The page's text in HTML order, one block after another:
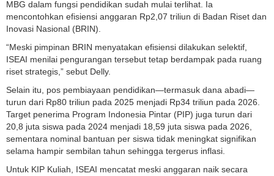
MBG dalam fungsi pendidikan sudah mulai terlihat. Ia
mencontohkan efisiensi anggaran Rp2,07 triliun di Badan Riset dan
Inovasi Nasional (BRIN).
“Meski pimpinan BRIN menyatakan efisiensi dilakukan selektif,
ISEAI menilai pengurangan tersebut tetap berdampak pada ruang
riset strategis,” sebut Delly.
Selain itu, pos pembiayaan pendidikan—termasuk dana abadi—
turun dari Rp80 triliun pada 2025 menjadi Rp34 triliun pada 2026.
Target penerima Program Indonesia Pintar (PIP) juga turun dari
20,8 juta siswa pada 2024 menjadi 18,59 juta siswa pada 2026,
sementara nominal bantuan per siswa tidak meningkat signifikan
selama hampir sembilan tahun sehingga tergerus inflasi.
Untuk KIP Kuliah, ISEAI mencatat meski anggaran naik secara